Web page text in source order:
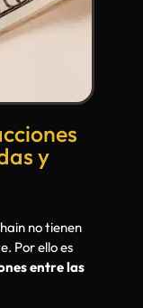
y
no tienen
Por ello es
entre las